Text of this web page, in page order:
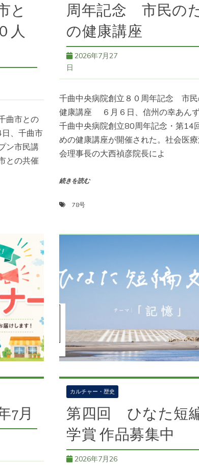
と
人
曲市との
、千曲市
ン市民講
との共催
周年記念 市民の
の健康講座
2026年7月27
日
千曲中央病院創立８０周年記念 市
健康講座 ６月６日、信州の幸あん
千曲中央病院創立80周年記念・第14
めの健康講座が開催された。社会医
会理事長の大西禎彦院長によ
続きを読む
78号
7月
カルチャー・歴史
第四回 ひなた短
学賞 作品募集中
2026年7月26